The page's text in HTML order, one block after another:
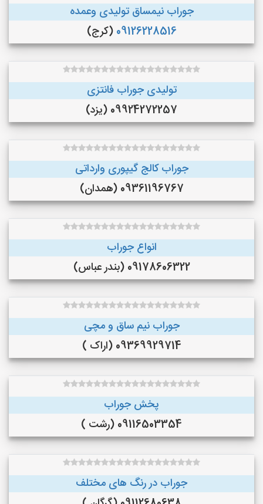
جوراب نیمساق تولیدی وعمده
09126228516 (کرج)
تولیدی جوراب فانتزی
09924272257 (یزد)
جوراب کالج گیپوری وارداتی
09361196767 (همدان)
انواع جوراب
09178606322 (بندر عباس)
جوراب نیم ساق و مچی
09369929714 (اراک )
پخش جوراب
09116503354 (رشت )
جوراب در رنگ‌ های مختلف